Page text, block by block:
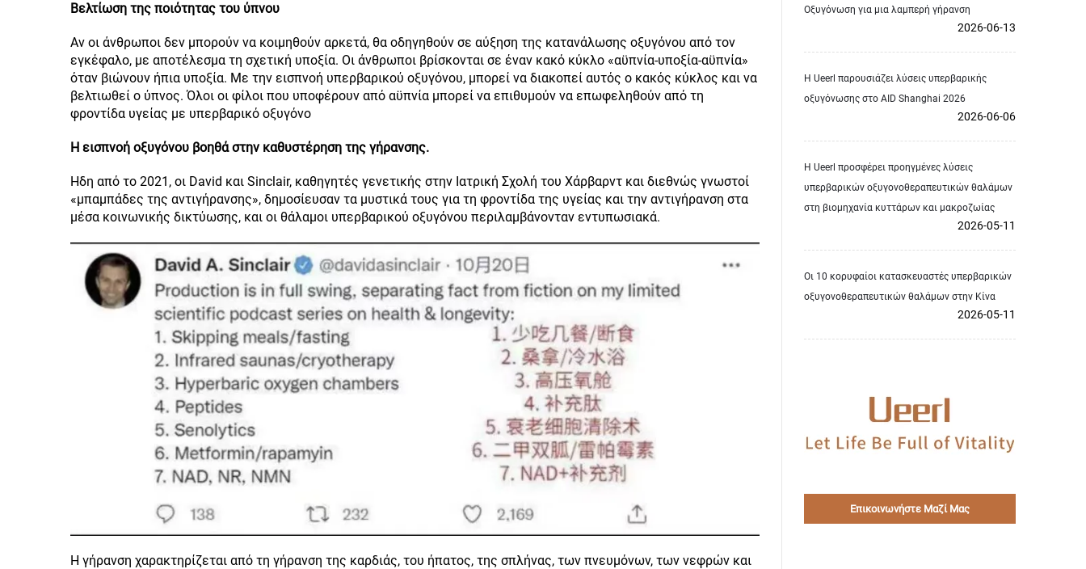
Βελτίωση της ποιότητας του ύπνου
Αν οι άνθρωποι δεν μπορούν να κοιμηθούν αρκετά, θα οδηγηθούν σε αύξηση της κατανάλωσης οξυγόνου από τον
εγκέφαλο, με αποτέλεσμα τη σχετική υποξία. Οι άνθρωποι βρίσκονται σε έναν κακό κύκλο «αϋπνία-υποξία-αϋπνία»
όταν βιώνουν ήπια υποξία. Με την εισπνοή υπερβαρικού οξυγόνου, μπορεί να διακοπεί αυτός ο κακός κύκλος και να
βελτιωθεί ο ύπνος. Όλοι οι φίλοι που υποφέρουν από αϋπνία μπορεί να επιθυμούν να επωφεληθούν από τη
φροντίδα υγείας με υπερβαρικό οξυγόνο
Η εισπνοή οξυγόνου βοηθά στην καθυστέρηση της γήρανσης.
Ήδη από το 2021, οι David και Sinclair, καθηγητές γενετικής στην Ιατρική Σχολή του Χάρβαρντ και διεθνώς γνωστοί
«μπαμπάδες της αντιγήρανσης», δημοσίευσαν τα μυστικά τους για τη φροντίδα της υγείας και την αντιγήρανση στα
μέσα κοινωνικής δικτύωσης, και οι θάλαμοι υπερβαρικού οξυγόνου περιλαμβάνονταν εντυπωσιακά.
Η γήρανση χαρακτηρίζεται από τη γήρανση της καρδιάς, του ήπατος, της σπλήνας, των πνευμόνων, των νεφρών και
Οξυγόνωση για μια λαμπερή γήρανση
2026-06-13
Η Ueerl παρουσιάζει λύσεις υπερβαρικής
οξυγόνωσης στο AID Shanghai 2026
2026-06-06
Η Ueerl προσφέρει προηγμένες λύσεις
υπερβαρικών οξυγονοθεραπευτικών θαλάμων
στη βιομηχανία κυττάρων και μακροζωίας
2026-05-11
Οι 10 κορυφαίοι κατασκευαστές υπερβαρικών
οξυγονοθεραπευτικών θαλάμων στην Κίνα
2026-05-11
Επικοινωνήστε Μαζί Μας